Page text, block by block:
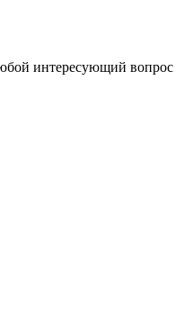
интересующий вопрос